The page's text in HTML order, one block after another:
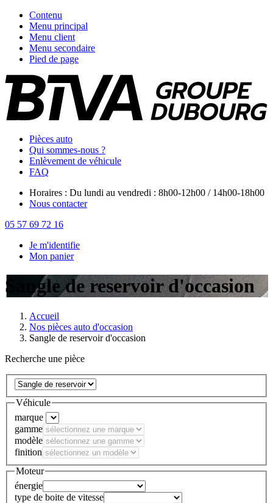
Contenu
Menu principal
Menu client
Menu secondaire
Pied de page
Pièces auto
Qui sommes-nous ?
Enlèvement de véhicule
FAQ
Horaires : Du lundi au vendredi : 8h00-12h00 / 14h00-18h00
Nous contacter
05 57 69 72 16
Je m'identifie
Mon panier
Sangle de reservoir d'occasion
Accueil
Nos pièces auto d'occasion
Sangle de reservoir d'occasion
Recherche une pièce
Véhicule
marque
gamme
modèle
finition
Moteur
énergie
type de boite de vitesse